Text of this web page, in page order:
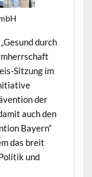
durch
Sitzung im
der
auch den
Bay­ern“
das bre­it
und